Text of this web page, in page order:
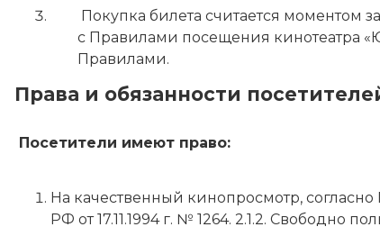
Покупка билета считается
с Правилами посещения кинотеатра
Правилами.
Права и обязанности
Посетители имеют право:
На качественный кинопросмотр,
РФ от 17.11.1994 г. № 1264. 2.1.2. Свободно